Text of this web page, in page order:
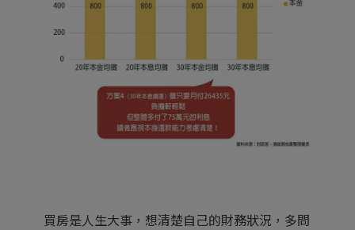
買房是人生大事，想清楚自己的財務狀況，多問